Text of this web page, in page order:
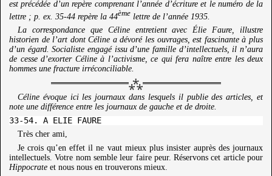
est précédée d’un repère comprenant l’année d’écriture et le numéro de la
lettre ; p. ex. 35-44 repère la 44ème lettre de l’année 1935.
La correspondance que Céline entretient avec Élie Faure, illustre
historien de l’art dont Céline a dévoré les ouvrages, est fascinante à plus
d’un égard. Socialiste engagé issu d’une famille d’intellectuels, il n’aura
de cesse d’exorter Céline à l’activisme, ce qui fera naître entre les deux
hommes une fracture irréconciliable.
Céline évoque ici les journaux dans lesquels il publie des articles, et
note une différence entre les journaux de gauche et de droite.
Très cher ami,
Je crois qu’en effet il ne vaut mieux plus insister auprès des journaux
intellectuels. Votre nom semble leur faire peur. Réservons cet article pour
Hippocrate et nous nous en trouverons mieux.